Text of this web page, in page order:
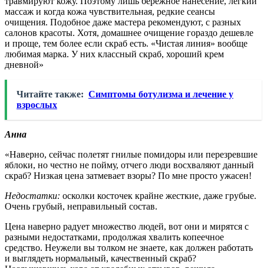
массаж и когда кожа чувствительная, редкие сеансы
очищения. Подобное даже мастера рекомендуют, с разных
салонов красоты. Хотя, домашнее очищение гораздо дешевле
и проще, тем более если скраб есть. «Чистая линия» вообще
любимая марка. У них классный скраб, хороший крем
дневной»
Читайте также: Симптомы ботулизма и лечение у
взрослых
Анна
«Наверно, сейчас полетят гнилые помидоры или перезревшие
яблоки, но честно не пойму, отчего люди восхваляют данный
скраб? Низкая цена затмевает взоры? По мне просто ужасен!
Недостатки: осколки косточек крайне жесткие, даже грубые.
Очень грубый, неправильный состав.
Цена наверно радует множество людей, вот они и мирятся с
разными недостатками, продолжая хвалить копеечное
средство. Неужели вы толком не знаете, как должен работать
и выглядеть нормальный, качественный скраб?